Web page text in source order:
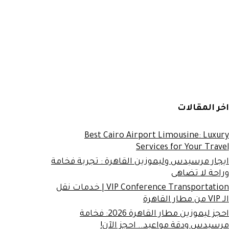
اخر المقالات
Best Cairo Airport Limousine: Luxury
Services for Your Travel
ايجار مرسيدس وليموزين القاهرة : تجربة فخامة
وراحة لا تضاهى
VIP Conference Transportation | خدمات نقل
الـ VIP من مطار القاهرة
احجز ليموزين مطار القاهرة 2026: فخامة
مرسيدس ودقة مواعيد.. احجز الآن!